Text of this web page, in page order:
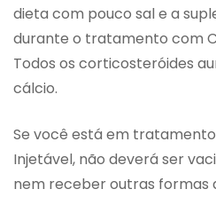
dieta com pouco sal e a
durante o tratamento com
Todos os corticosteróides
cálcio.
Se você está em tratamento
Injetável, não deverá ser
nem receber outras formas